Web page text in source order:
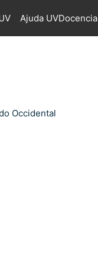
Ajuda UVDocencia
Occidental